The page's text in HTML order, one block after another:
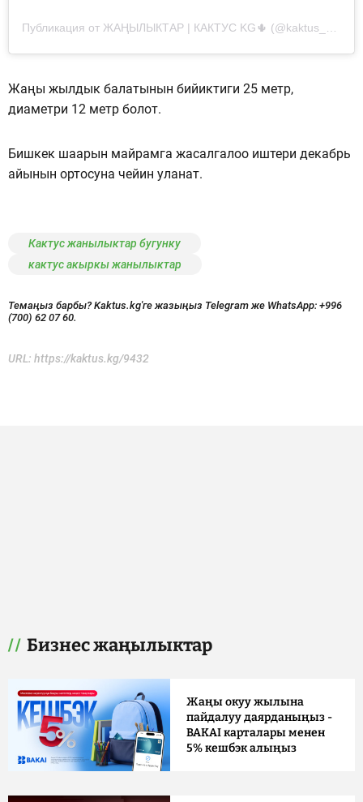
Публикация от ЖАҢЫЛЫКТАР | КАКТУС KG🌵 (@kaktus__kg)
Жаңы жылдык балатынын бийиктиги 25 метр,
диаметри 12 метр болот.
Бишкек шаарын майрамга жасалгалоо иштери декабрь
айынын ортосуна чейин уланат.
Кактус жанылыктар бугунку
кактус акыркы жанылыктар
Темаңыз барбы? Kaktus.kg'ге жазыңыз Telegram же WhatsApp: +996
(700) 62 07 60.
URL: https://kaktus.kg/9432
Бизнес жаңылыктар
Жаңы окуу жылына
пайдалуу даярданыңыз -
BAKAI карталары менен
5% кешбэк алыңыз